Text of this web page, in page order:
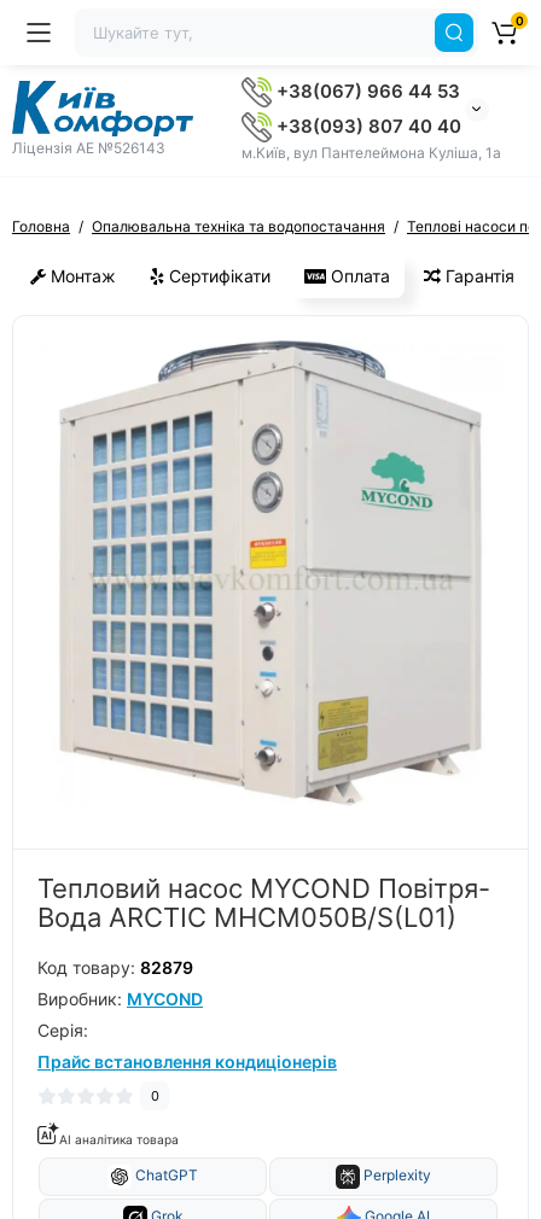
Ліцензія AE №526143
+38(067) 966 44 53
+38(093) 807 40 40
м.Київ, вул Пантелеймона Куліша, 1а
0
Головна Опалювальна техніка та водопостачання Теплові насоси
Монтаж Сертифікати Оплата Гарантія
Тепловий насос MYCOND Повітря-
Вода ARCTIC MHCM050B/S(L01)
Код товару: 82879
Виробник: MYCOND
Серiя:
Прайс встановлення кондиціонерів
0
AI аналітика товара
ChatGPT Perplexity